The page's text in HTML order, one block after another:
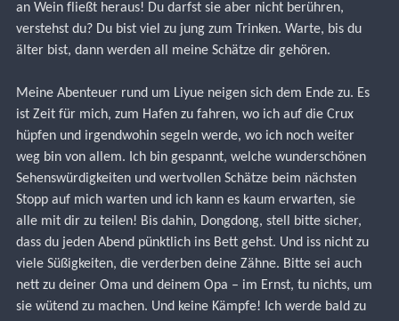
an Wein fließt heraus! Du darfst sie aber nicht berühren,
verstehst du? Du bist viel zu jung zum Trinken. Warte, bis du
älter bist, dann werden all meine Schätze dir gehören.
Meine Abenteuer rund um Liyue neigen sich dem Ende zu. Es
ist Zeit für mich, zum Hafen zu fahren, wo ich auf die Crux
hüpfen und irgendwohin segeln werde, wo ich noch weiter
weg bin von allem. Ich bin gespannt, welche wunderschönen
Sehenswürdigkeiten und wertvollen Schätze beim nächsten
Stopp auf mich warten und ich kann es kaum erwarten, sie
alle mit dir zu teilen! Bis dahin, Dongdong, stell bitte sicher,
dass du jeden Abend pünktlich ins Bett gehst. Und iss nicht zu
viele Süßigkeiten, die verderben deine Zähne. Bitte sei auch
nett zu deiner Oma und deinem Opa – im Ernst, tu nichts, um
sie wütend zu machen. Und keine Kämpfe! Ich werde bald zu